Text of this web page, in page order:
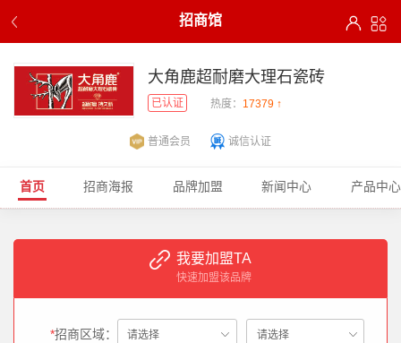
招商馆
大角鹿超耐磨大理石瓷砖
已认证 热度： 17379 ↑
普通会员 诚信认证
首页 招商海报 品牌加盟 新闻中心 产品中心
我要加盟TA
快速加盟该品牌
*招商区域：